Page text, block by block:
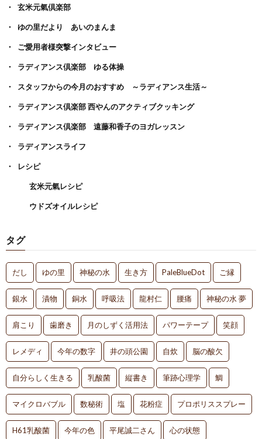
玄米元氣倶楽部
ゆの里だより あいのまんま
ご愛用者様突撃インタビュー
ラディアンス倶楽部 ゆる体操
スタッフからの今月のおすすめ ～ラディアンス生活～
ラディアンス倶楽部 西やんのアクティブクッキング
ラディアンス倶楽部 遠藤和香子のヨガレッスン
ラディアンスライフ
レシピ
玄米元氣レシピ
ウドズオイルレシピ
タグ
だし ゆの里 神秘の水 生き方 PaleBlueDot ご縁
銀水 漬物 銅水 呼吸法 龍村仁 腰痛 神秘の水 夢
肩こり 歯磨き 月のしずく活用法 パワーテープ 笑顔
レメディ 今年の数字 井の頭公園 自炊 脳の酸欠
自分らしく生きる 乳酸菌 縦書き 筆跡心理学 鯛
マイクロバブル 数秘術 塩 花粉症 プロポリススプレー
H61乳酸菌 今年の色 平尾誠二さん 心の状態